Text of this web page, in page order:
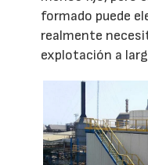
formado puede
realmente
explotación a